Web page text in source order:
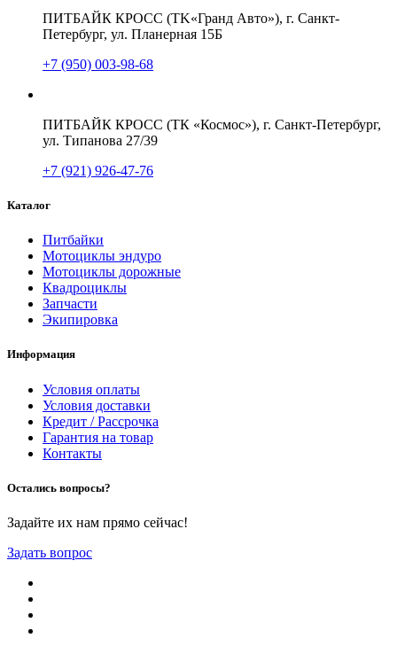
ПИТБАЙК КРОСС (TK«Гранд Авто»), г. Санкт-
Петербург, ул. Планерная 15Б
+7 (950) 003-98-68
ПИТБАЙК КРОСС (ТК «Космос»), г. Санкт-Петербург,
ул. Типанова 27/39
+7 (921) 926-47-76
Каталог
Питбайки
Мотоциклы эндуро
Мотоциклы дорожные
Квадроциклы
Запчасти
Экипировка
Информация
Условия оплаты
Условия доставки
Кредит / Рассрочка
Гарантия на товар
Контакты
Остались вопросы?
Задайте их нам прямо сейчас!
Задать вопрос